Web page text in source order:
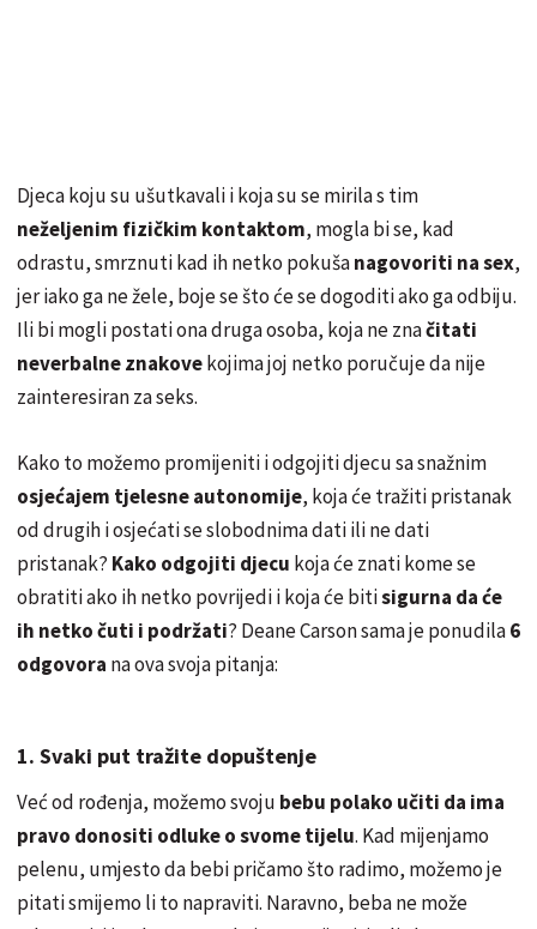
Djeca koju su ušutkavali i koja su se mirila s tim
neželjenim fizičkim kontaktom, mogla bi se, kad
odrastu, smrznuti kad ih netko pokušanagovoriti na sex,
jer iako ga ne žele, boje se što će se dogoditi ako ga odbiju.
Ili bi mogli postati ona druga osoba, koja ne značitati
neverbalne znakovekojima joj netko poručuje da nije
zainteresiran za seks.
Kako to možemo promijeniti i odgojiti djecu sa snažnim
osjećajem tjelesne autonomije, koja će tražiti pristanak
od drugih i osjećati se slobodnima dati ili ne dati
pristanak? Kako odgojiti djecu koja će znati kome se
obratiti ako ih netko povrijedi i koja će bitisigurna da će
ih netko čuti i podržati? Deane Carson sama je ponudila6
odgovora na ova svoja pitanja:
1. Svaki put tražite dopuštenje
Već od rođenja, možemo svoju bebu polako učiti da ima
pravo donositi odluke o svome tijelu. Kad mijenjamo
pelenu, umjesto da bebi pričamo što radimo, možemo je
pitati smijemo li to napraviti. Naravno, beba ne može